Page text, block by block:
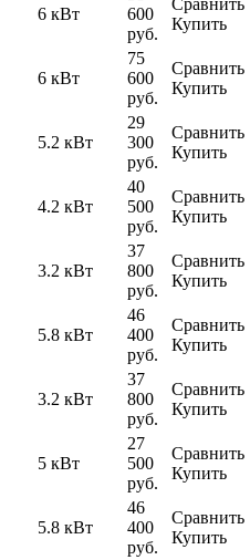
6 кВт
600
руб.
Купить
6 кВт
75
600
руб.
Сравнить
Купить
5.2 кВт
29
300
руб.
Сравнить
Купить
4.2 кВт
40
500
руб.
Сравнить
Купить
3.2 кВт
37
800
руб.
Сравнить
Купить
5.8 кВт
46
400
руб.
Сравнить
Купить
3.2 кВт
37
800
руб.
Сравнить
Купить
5 кВт
27
500
руб.
Сравнить
Купить
5.8 кВт
46
400
руб.
Сравнить
Купить